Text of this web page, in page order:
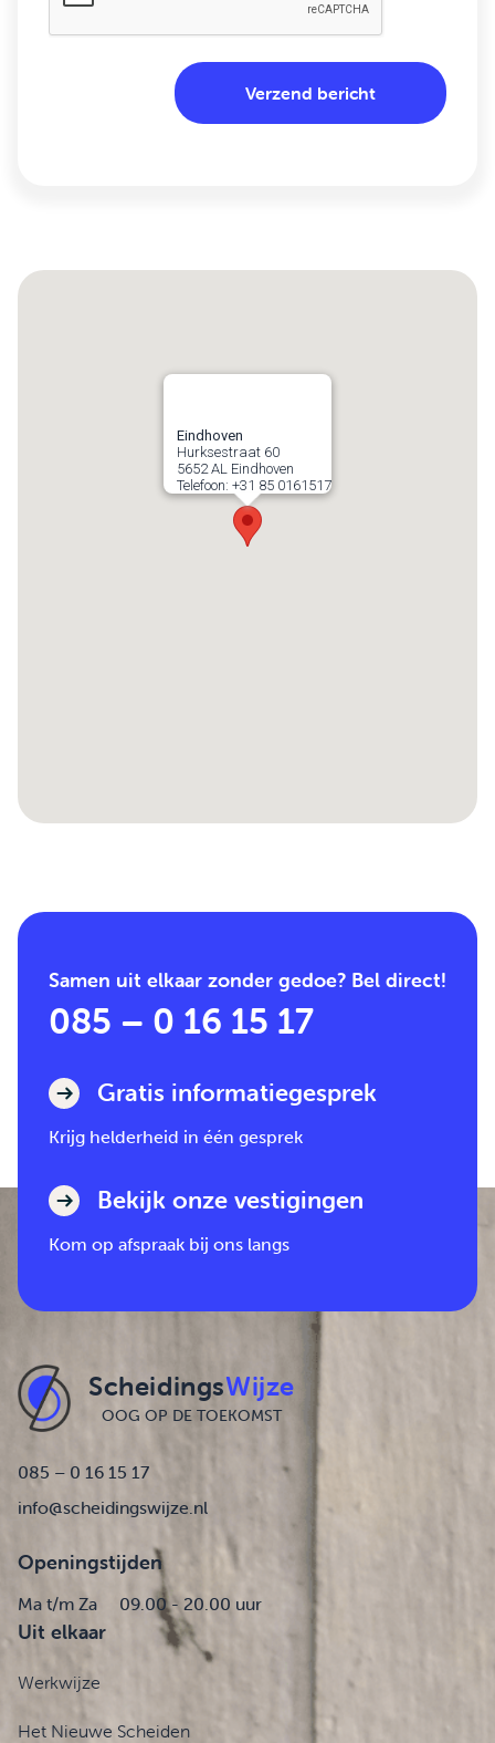
Eindhoven
Hurksestraat 60
5652 AL Eindhoven
Telefoon: +31 85 0161517
Samen uit elkaar zonder gedoe? Bel direct!
085 – 0 16 15 17
Gratis informatiegesprek
Krijg helderheid in één gesprek
Bekijk onze vestigingen
Kom op afspraak bij ons langs
ScheidingsWijze
OOG OP DE TOEKOMST
085 – 0 16 15 17
info@scheidingswijze.nl
Openingstijden
Ma t/m Za 09.00 - 20.00 uur
Uit elkaar
Werkwijze
Het Nieuwe Scheiden